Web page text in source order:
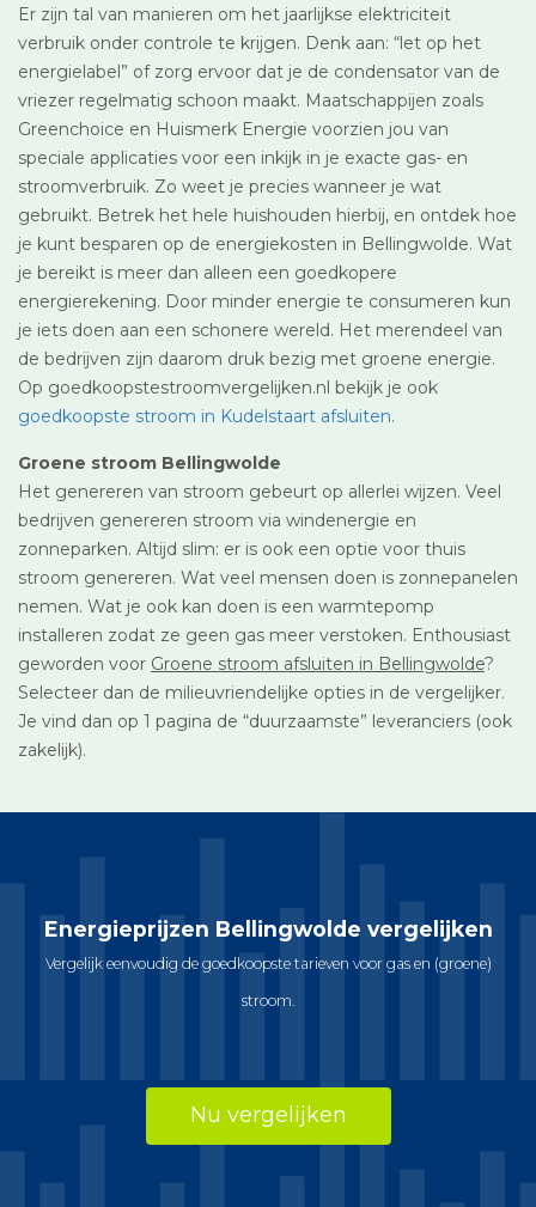
Er zijn tal van manieren om het jaarlijkse elektriciteit
verbruik onder controle te krijgen. Denk aan: “let op het
energielabel” of zorg ervoor dat je de condensator van de
vriezer regelmatig schoon maakt. Maatschappijen zoals
Greenchoice en Huismerk Energie voorzien jou van
speciale applicaties voor een inkijk in je exacte gas- en
stroomverbruik. Zo weet je precies wanneer je wat
gebruikt. Betrek het hele huishouden hierbij, en ontdek hoe
je kunt besparen op de energiekosten in Bellingwolde. Wat
je bereikt is meer dan alleen een goedkopere
energierekening. Door minder energie te consumeren kun
je iets doen aan een schonere wereld. Het merendeel van
de bedrijven zijn daarom druk bezig met groene energie.
Op goedkoopstestroomvergelijken.nl bekijk je ook
goedkoopste stroom in Kudelstaart afsluiten.
Groene stroom Bellingwolde
Het genereren van stroom gebeurt op allerlei wijzen. Veel
bedrijven genereren stroom via windenergie en
zonneparken. Altijd slim: er is ook een optie voor thuis
stroom genereren. Wat veel mensen doen is zonnepanelen
nemen. Wat je ook kan doen is een warmtepomp
installeren zodat ze geen gas meer verstoken. Enthousiast
geworden voor Groene stroom afsluiten in Bellingwolde?
Selecteer dan de milieuvriendelijke opties in de vergelijker.
Je vind dan op 1 pagina de “duurzaamste” leveranciers (ook
zakelijk).
Energieprijzen Bellingwolde vergelijken
Vergelijk eenvoudig de goedkoopste tarieven voor gas en (groene)
stroom.
Nu vergelijken